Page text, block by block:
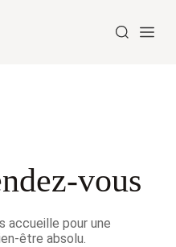
vous
accueille pour une
être absolu.